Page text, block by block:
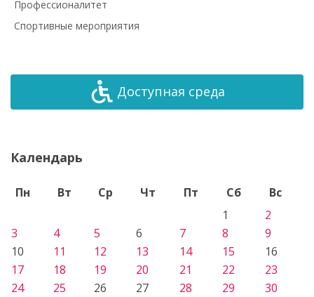
Профессионалитет
Спортивные мероприятия
Доступная среда
Календарь
Пн Вт Ср Чт Пт Сб
Вс
1
2
3
4 5 6 7 8
9
10
11 12 13 14 15
16
17
18 19 20 21 22
23
24
25 26 27 28 29
30